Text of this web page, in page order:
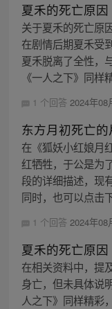
夏禾的死亡原因
关于夏禾的死亡原
在剧情后期夏禾受
夏禾脱离了全性，
《一人之下》同样
1 个回答 2024年08
东方月初死亡的
在《狐妖小红娘月
红牺牲，于公是为
段的详细描述，现
同时，也可以点击
1 个回答 2024年08
夏禾的死亡原因
在相关资料中，提
身亡，但未具体说
人之下》同样精彩